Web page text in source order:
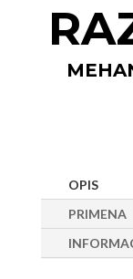
OPIS
PRIMENA